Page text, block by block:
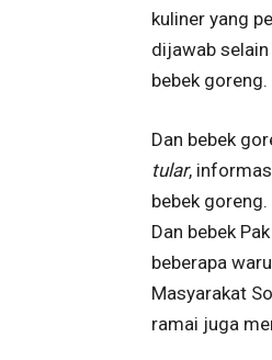
kuliner yang
dijawab
bebek goreng.
Dan bebek
tular,
bebek
Dan bebek
beberapa
Masyarakat
ramai juga